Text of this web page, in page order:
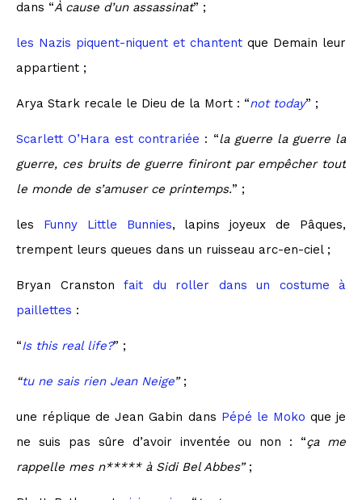
dans “À cause d’un assassinat” ;
les Nazis piquent-niquent et chantent que Demain leur
appartient ;
Arya Stark recale le Dieu de la Mort : “not today” ;
Scarlett O’Hara est contrariée : “la guerre la guerre la
guerre, ces bruits de guerre finiront par empêcher tout
le monde de s’amuser ce printemps.” ;
les Funny Little Bunnies, lapins joyeux de Pâques,
trempent leurs queues dans un ruisseau arc-en-ciel ;
Bryan Cranston fait du roller dans un costume à
paillettes :
“Is this real life?” ;
“tu ne sais rien Jean Neige”;
une réplique de Jean Gabin dans Pépé le Moko que je
ne suis pas sûre d’avoir inventée ou non : “ça me
rappelle mes n***** à Sidi Bel Abbes”;